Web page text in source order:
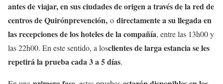
antes de viajar, en sus ciudades de origen a través de la red de
centros de Quirónprevención, o directamente a su llegada en
las recepciones de los hoteles de la compañía, entre las 13h00 y
las 22h00. En este sentido, a losclientes de larga estancia se les
repetirá la prueba cada 3 a 5 días.